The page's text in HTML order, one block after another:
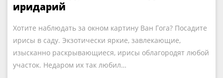
иридарий
Хотите наблюдать за окном картину Ван Гога? Посадите
ирисы в саду. Экзотически яркие, завлекающие,
изысканно раскрывающиеся, ирисы облагородят любой
участок. Недаром их так любил…